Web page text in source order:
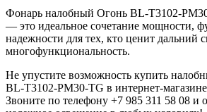
Фонарь налобный Огонь BL-T3102-
— это идеальное сочетание мощности,
надежности для тех, кто ценит дальний
многофункциональность.
Не упустите возможность купить
BL-T3102-PM30-TG в интернет-
Звоните по телефону +7 985 311 58 08 и